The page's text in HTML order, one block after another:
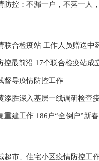
防控：不漏一户，不落一人
联合检疫站 工作人员赠送中
控最前沿 17个联合检疫站成
督导疫情防控工作
添胜深入基层一线调研检查
重建工作 186户“全倒户”新
超市、住宅小区疫情防控工